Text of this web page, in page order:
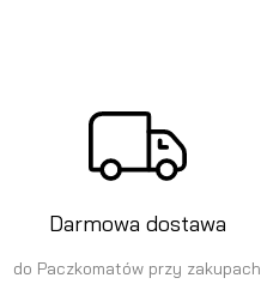
Darmowa dostawa
do Paczkomatów przy zakupach